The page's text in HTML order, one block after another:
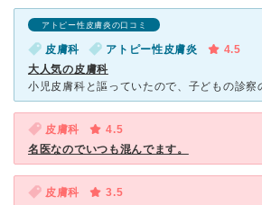
アトピー性皮膚炎の口コミ
皮膚科 アトピー性皮膚炎
4.5
大人気の皮膚科
皮膚科
4.5
名医なのでいつも混んでます。
皮膚科
3.5